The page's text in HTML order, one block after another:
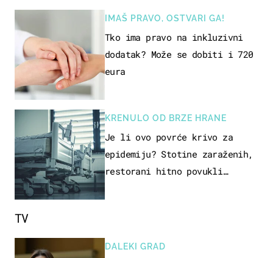
IMAŠ PRAVO, OSTVARI GA!
Tko ima pravo na inkluzivni
dodatak? Može se dobiti i 720
eura
KRENULO OD BRZE HRANE
Je li ovo povrće krivo za
epidemiju? Stotine zaraženih,
restorani hitno povukli
TV
DALEKI GRAD